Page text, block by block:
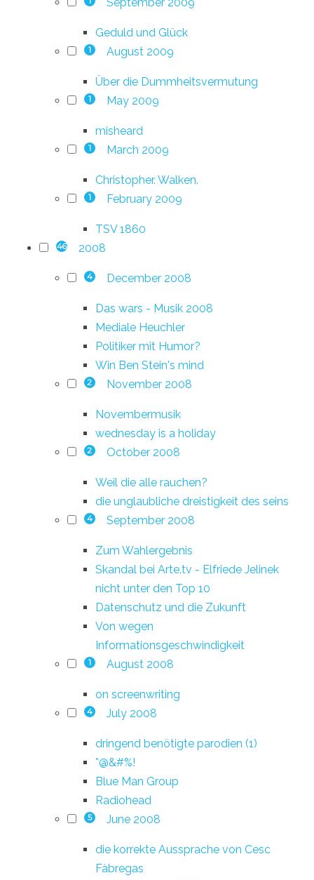
Geduld und Glück
1 August 2009
Über die Dummheitsvermutung
1 May 2009
misheard
1 March 2009
Christopher. Walken.
1 February 2009
TSV 1860
46 2008
4 December 2008
Das wars - Musik 2008
Mediale Heuchler
Politiker mit Humor?
Win Ben Stein's mind
2 November 2008
Novembermusik
wednesday is a holiday
2 October 2008
Weil die alle rauchen?
die unglaubliche dreistigkeit des seins
4 September 2008
Zum Wahlergebnis
Skandal bei Arte.tv - Elfriede Jelinek
nicht unter den Top 10
Datenschutz und die Zukunft
Von wegen
Informationsgeschwindigkeit
1 August 2008
on screenwriting
4 July 2008
dringend benötigte parodien (1)
*@&#%!
Blue Man Group
Radiohead
5 June 2008
die korrekte Aussprache von Cesc
Fàbregas